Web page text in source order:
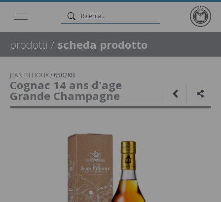
prodotti / scheda prodotto
JEAN FILLIOUX/ 6502KB
Cognac 14 ans d'age
Grande Champagne